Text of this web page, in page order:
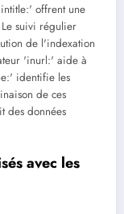
offrent une
suivi régulier
de l'indexation
'inurl:' aide à
identifie les
de ces
des données
avec les